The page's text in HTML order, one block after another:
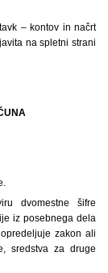
– kontov in načrt
na spletni strani
dvomestne šifre
iz posebnega dela
zakon ali
sredstva za druge